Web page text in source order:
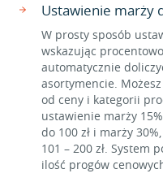
Ustawienie marży
W prosty sposób
wskazując
automatycznie
asortymencie.
od ceny i kategorii
ustawienie marży
do 100 zł i marży
101 – 200 zł. System
ilość progów